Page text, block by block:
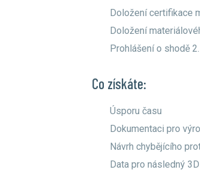
Doložení certifikace
Doložení
Prohlášení o shodě
Co získáte:
Úsporu času
Dokumentaci pro
Návrh chybějícího
Data pro následný